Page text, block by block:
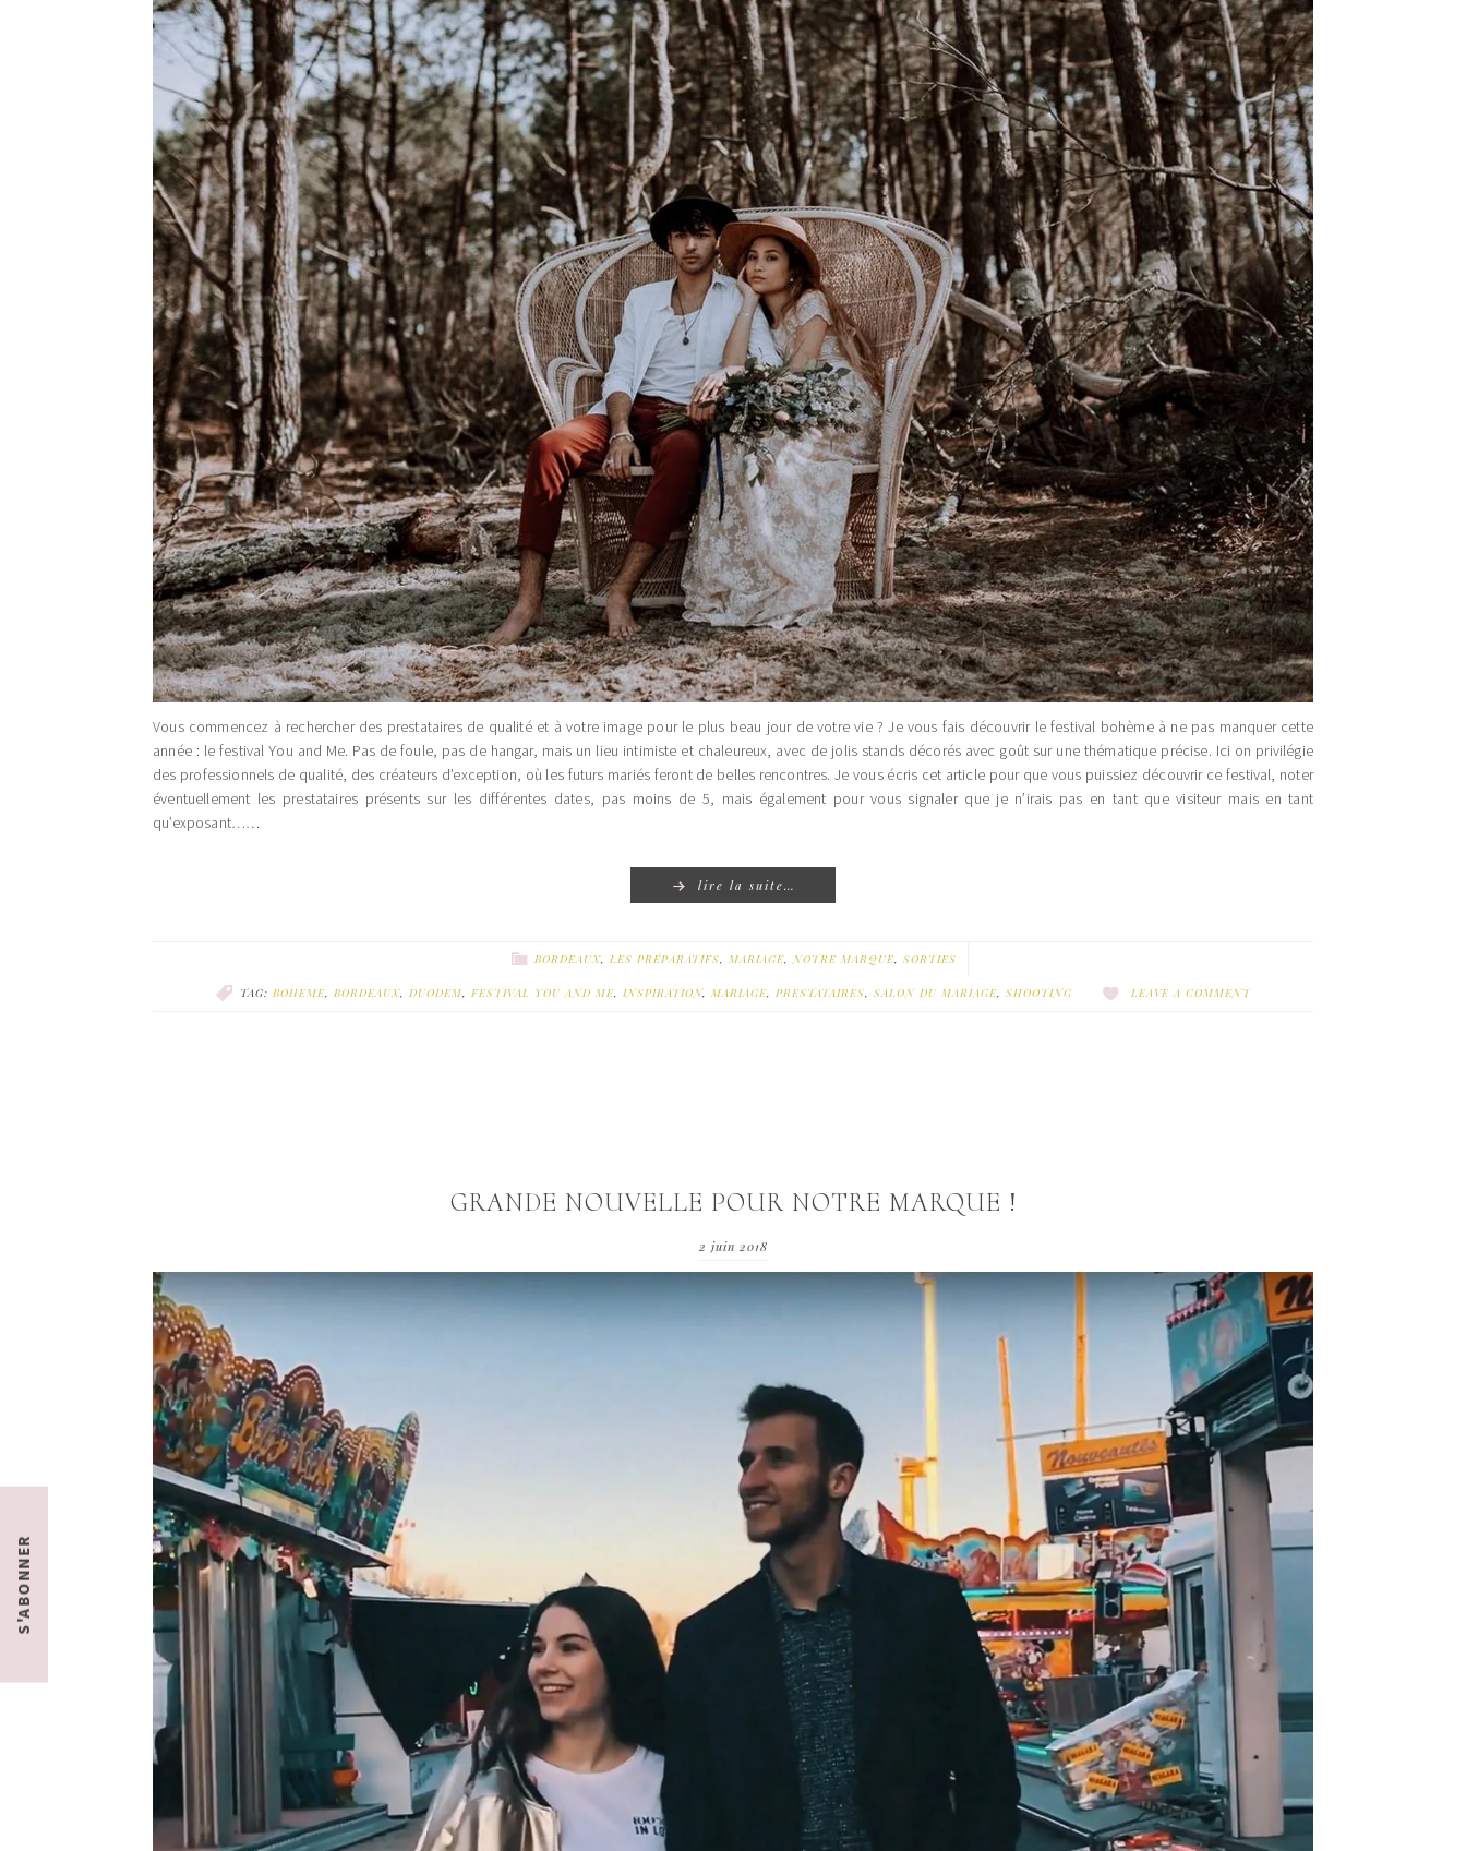
Vous commencez à rechercher des prestataires de qualité et à votre image pour le plus beau jour de votre vie ? Je vous fais découvrir le festival bohème à ne pas manquer cette
année : le festival You and Me. Pas de foule, pas de hangar, mais un lieu intimiste et chaleureux, avec de jolis stands décorés avec goût sur une thématique précise. Ici on privilégie
des professionnels de qualité, des créateurs d’exception, où les futurs mariés feront de belles rencontres. Je vous écris cet article pour que vous puissiez découvrir ce festival, noter
éventuellement les prestataires présents sur les différentes dates, pas moins de 5, mais également pour vous signaler que je n’irais pas en tant que visiteur mais en tant
qu’exposant……
lire la suite…
BORDEAUX, LES PRÉPARATIFS, MARIAGE,NOTRE MARQUE, SORTIES
TAG: BOHEME, BORDEAUX, DUODEM, FESTIVAL YOU AND ME, INSPIRATION, MARIAGE, PRESTATAIRES, SALON DU MARIAGE, SHOOTING LEAVE A COMMENT
GRANDE NOUVELLE POUR NOTRE MARQUE !
2 juin 2018
S'ABONNER